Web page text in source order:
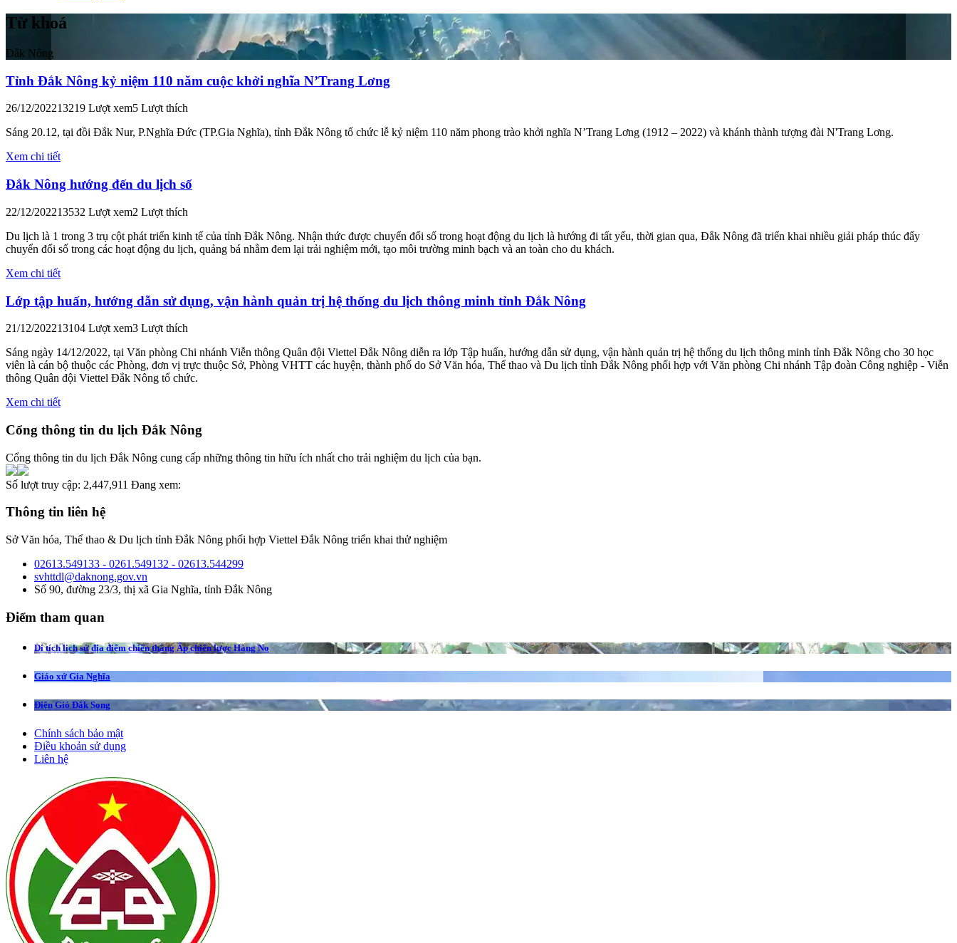
Từ khoá
Đắk Nông
Tỉnh Đắk Nông kỷ niệm 110 năm cuộc khởi nghĩa N’Trang Lơng
26/12/202213219 Lượt xem5 Lượt thích
Sáng 20.12, tại đồi Đắk Nur, P.Nghĩa Đức (TP.Gia Nghĩa), tỉnh Đắk Nông tổ chức lễ kỷ niệm 110 năm phong trào khởi nghĩa N’Trang Lơng (1912 – 2022) và khánh thành tượng đài N'Trang Lơng.
Xem chi tiết
Đắk Nông hướng đến du lịch số
22/12/202213532 Lượt xem2 Lượt thích
Du lịch là 1 trong 3 trụ cột phát triển kinh tế của tỉnh Đắk Nông. Nhận thức được chuyển đổi số trong hoạt động du lịch là hướng đi tất yếu, thời gian qua, Đắk Nông đã triển khai nhiều giải pháp thúc đẩy
chuyển đổi số trong các hoạt động du lịch, quảng bá nhằm đem lại trải nghiệm mới, tạo môi trường minh bạch và an toàn cho du khách.
Xem chi tiết
Lớp tập huấn, hướng dẫn sử dụng, vận hành quản trị hệ thống du lịch thông minh tỉnh Đắk Nông
21/12/202213104 Lượt xem3 Lượt thích
Sáng ngày 14/12/2022, tại Văn phòng Chi nhánh Viễn thông Quân đội Viettel Đắk Nông diễn ra lớp Tập huấn, hướng dẫn sử dụng, vận hành quản trị hệ thống du lịch thông minh tỉnh Đắk Nông cho 30 học
viên là cán bộ thuộc các Phòng, đơn vị trực thuộc Sở, Phòng VHTT các huyện, thành phố do Sở Văn hóa, Thể thao và Du lịch tỉnh Đắk Nông phối hợp với Văn phòng Chi nhánh Tập đoàn Công nghiệp - Viễn
thông Quân đội Viettel Đắk Nông tổ chức.
Xem chi tiết
Cổng thông tin du lịch Đắk Nông
Cổng thông tin du lịch Đắk Nông cung cấp những thông tin hữu ích nhất cho trải nghiệm du lịch của bạn.
Số lượt truy cập: 2,447,911 Đang xem:
Thông tin liên hệ
Sở Văn hóa, Thể thao & Du lịch tỉnh Đắk Nông phối hợp Viettel Đắk Nông triển khai thử nghiệm
02613.549133 - 0261.549132 - 02613.544299
svhttdl@daknong.gov.vn
Số 90, đường 23/3, thị xã Gia Nghĩa, tỉnh Đắk Nông
Điểm tham quan
Di tích lịch sử địa điểm chiến thắng Ấp chiến lược Hàng No
Giáo xứ Gia Nghĩa
Điện Gió Đắk Song
Chính sách bảo mật
Điều khoản sử dụng
Liên hệ